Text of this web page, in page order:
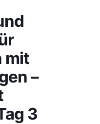
mit
–
3